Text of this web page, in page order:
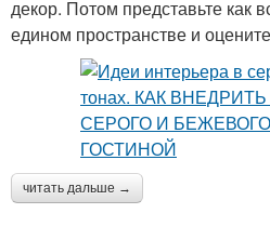
декор. Потом представьте как
едином пространстве и
читать дальше →